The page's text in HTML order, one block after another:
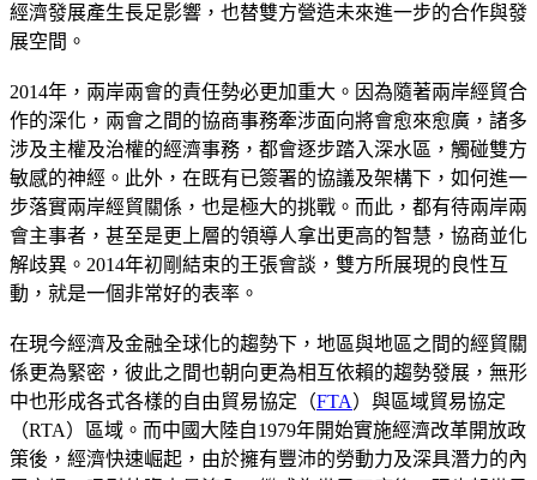
經濟發展產生長足影響，也替雙方營造未來進一步的合作與發
展空間。
2014年，兩岸兩會的責任勢必更加重大。因為隨著兩岸經貿合
作的深化，兩會之間的協商事務牽涉面向將會愈來愈廣，諸多
涉及主權及治權的經濟事務，都會逐步踏入深水區，觸碰雙方
敏感的神經。此外，在既有已簽署的協議及架構下，如何進一
步落實兩岸經貿關係，也是極大的挑戰。而此，都有待兩岸兩
會主事者，甚至是更上層的領導人拿出更高的智慧，協商並化
解歧異。2014年初剛結束的王張會談，雙方所展現的良性互
動，就是一個非常好的表率。
在現今經濟及金融全球化的趨勢下，地區與地區之間的經貿關
係更為緊密，彼此之間也朝向更為相互依賴的趨勢發展，無形
中也形成各式各樣的自由貿易協定（FTA）與區域貿易協定
（RTA）區域。而中國大陸自1979年開始實施經濟改革開放政
策後，經濟快速崛起，由於擁有豐沛的勞動力及深具潛力的內